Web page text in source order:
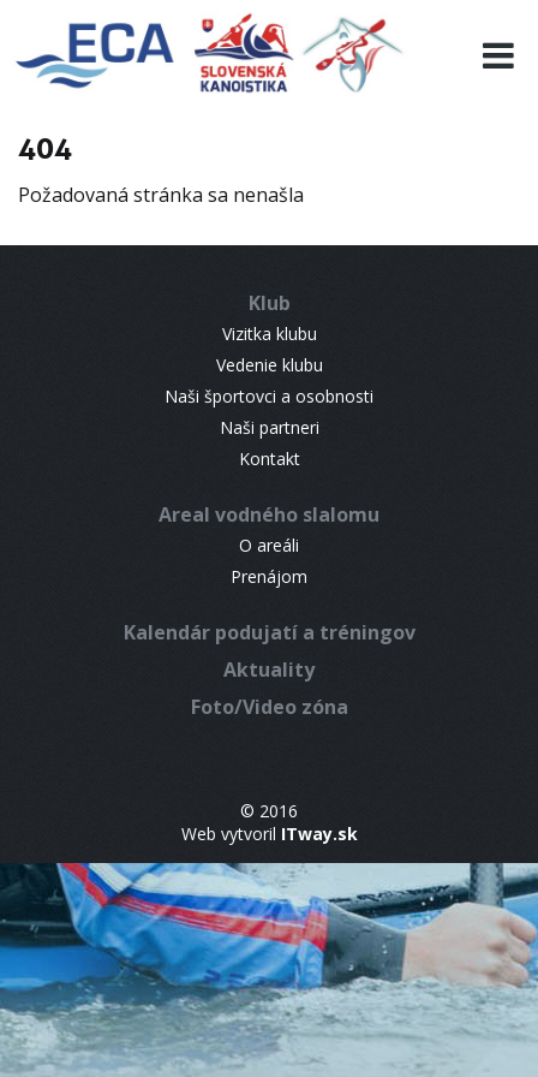
404
Požadovaná stránka sa nenašla
Klub
Vizitka klubu
Vedenie klubu
Naši športovci a osobnosti
Naši partneri
Kontakt
Areal vodného slalomu
O areáli
Prenájom
Kalendár podujatí a tréningov
Aktuality
Foto/Video zóna
© 2016
Web vytvoril ITway.sk
EURO 19
INFO
RESULTS
CONTACT